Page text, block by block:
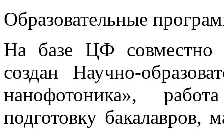
Образовательные
На базе ЦФ
создан Научно-
нанофотоника»,
подготовку бакалавров,